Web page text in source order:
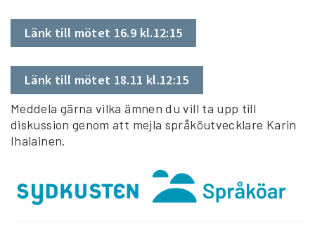
Länk till mötet 16.9 kl.12:15
Länk till mötet 18.11 kl.12:15
Meddela gärna vilka ämnen du vill ta upp till
diskussion genom att mejla språköutvecklare Karin
Ihalainen.